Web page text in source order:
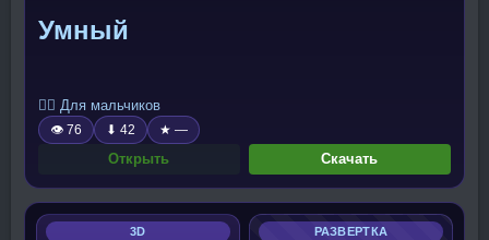
Умный
🧍‍♂️ Для мальчиков
👁 76 ⬇ 42 ★ —
Открыть Скачать
3D РАЗВЕРТКА